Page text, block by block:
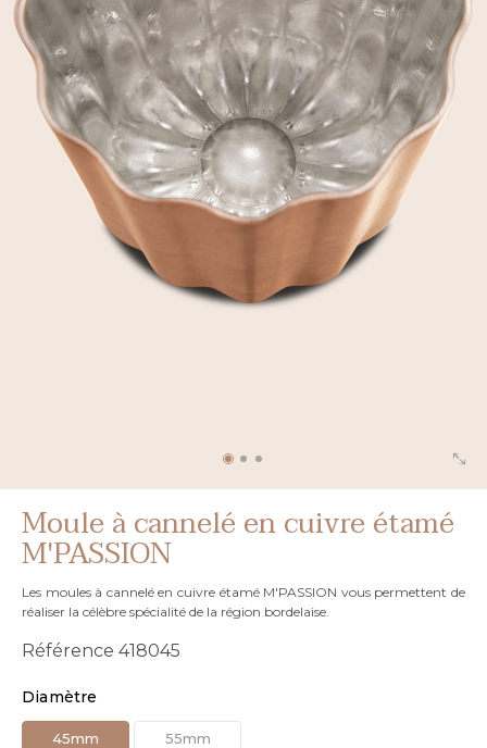
Moule à cannelé en cuivre étamé
M'PASSION
Les moules à cannelé en cuivre étamé M'PASSION vous permettent de
réaliser la célèbre spécialité de la région bordelaise.
Référence 418045
Diamètre
45mm 55mm